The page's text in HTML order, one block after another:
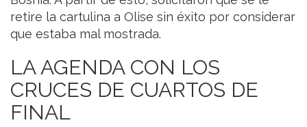
retire la cartulina a Olise sin éxito por considerar
que estaba mal mostrada.
LA AGENDA CON LOS
CRUCES DE CUARTOS DE
FINAL